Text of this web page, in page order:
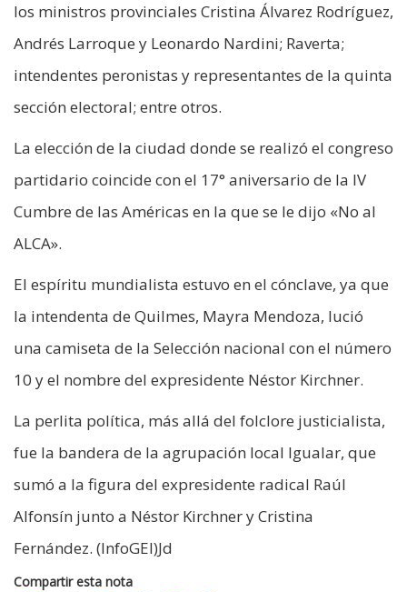
los ministros provinciales Cristina Álvarez Rodríguez,
Andrés Larroque y Leonardo Nardini; Raverta;
intendentes peronistas y representantes de la quinta
sección electoral; entre otros.
La elección de la ciudad donde se realizó el congreso
partidario coincide con el 17° aniversario de la IV
Cumbre de las Américas en la que se le dijo «No al
ALCA».
El espíritu mundialista estuvo en el cónclave, ya que
la intendenta de Quilmes, Mayra Mendoza, lució
una camiseta de la Selección nacional con el número
10 y el nombre del expresidente Néstor Kirchner.
La perlita política, más allá del folclore justicialista,
fue la bandera de la agrupación local Igualar, que
sumó a la figura del expresidente radical Raúl
Alfonsín junto a Néstor Kirchner y Cristina
Fernández. (InfoGEI)Jd
Compartir esta nota